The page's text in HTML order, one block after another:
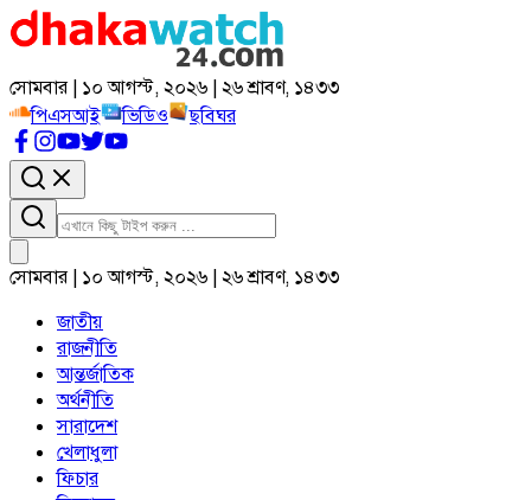
সোমবার | ১০ আগস্ট, ২০২৬ | ২৬ শ্রাবণ, ১৪৩৩
পিএসআই
ভিডিও ছবিঘর
সোমবার | ১০ আগস্ট, ২০২৬ | ২৬ শ্রাবণ, ১৪৩৩
জাতীয়
রাজনীতি
আন্তর্জাতিক
অর্থনীতি
সারাদেশ
খেলাধুলা
ফিচার